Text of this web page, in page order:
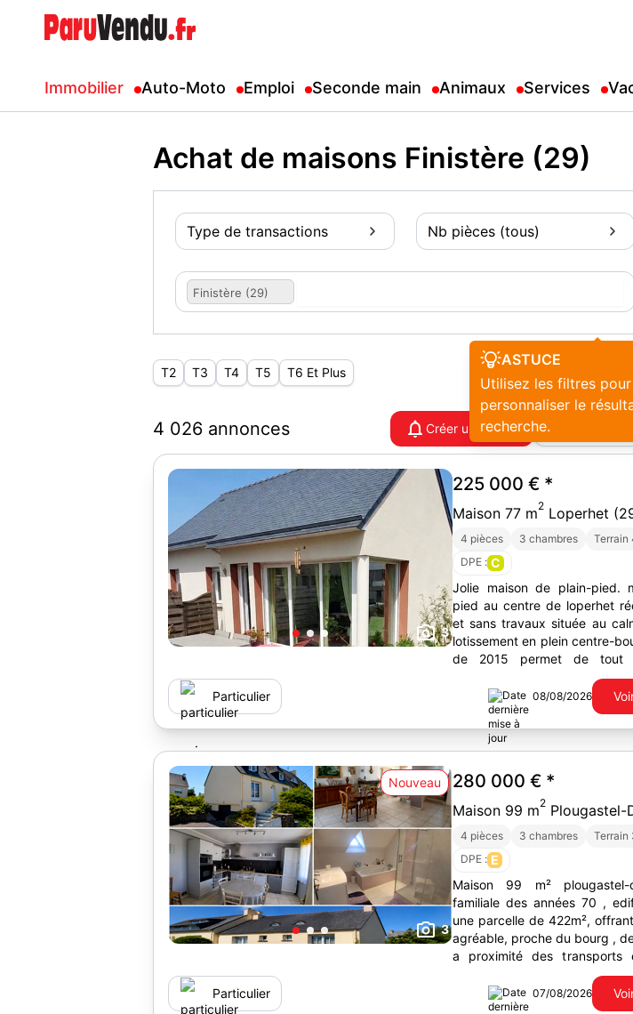
Immobilier Auto-Moto Emploi Seconde main Animaux Services
Achat de maisons Finistère (29)
Type de transactions Nb pièces (tous)
Finistère (29)
ASTUCE
Utilisez les filtres pour
personnaliser le
recherche.
T2 T3 T4 T5 T6 Et Plus
4 026 annonces Créer une alerte
3
225 000 € *
Maison 77 m2 Loperhet
4 pièces 3 chambres Terrain
DPE : C
Jolie maison de plain-pied.
pied au centre de loperhet récente, lumineuse
et sans travaux située au
lotissement en plein centre-
de 2015 permet de
Particulier
08/08/2026
Nouveau
3
280 000 € *
Maison 99 m2 Plougastel-
4 pièces 3 chambres Terrain
DPE : E
Maison 99 m² plougastel-
familiale des années 70 ,
une parcelle de 422m²,
agréable, proche du bourg ,
a proximité des transports
Particulier
07/08/2026